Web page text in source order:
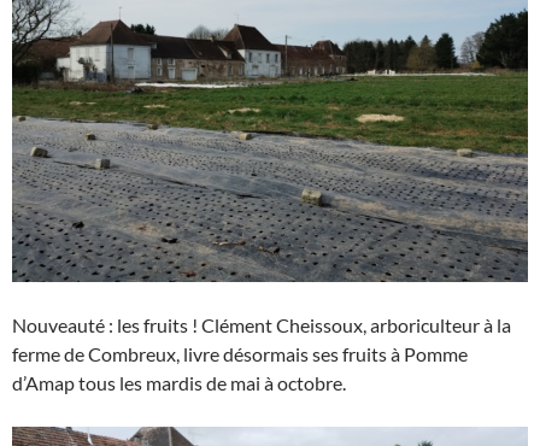
Nouveauté : les fruits ! Clément Cheissoux, arboriculteur à la
ferme de Combreux, livre désormais ses fruits à Pomme
d’Amap tous les mardis de mai à octobre.